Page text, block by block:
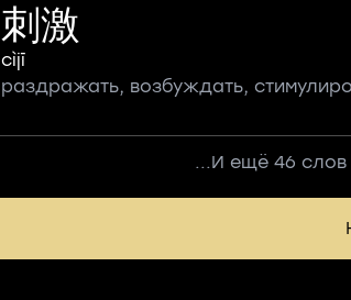
刺激
cìjī
раздражать, возбуждать,
...И ещё 46 слов